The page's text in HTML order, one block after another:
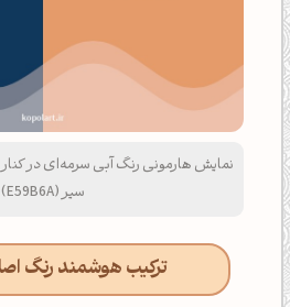
نمایش هارمونی رنگ آبی سرمه‌ای در
سیر (E59B6A)
ترکیب هوشمند رنگ